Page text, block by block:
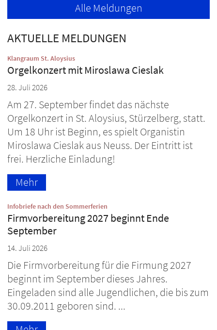
Alle Meldungen
AKTUELLE MELDUNGEN
Klangraum St. Aloysius:
Orgelkonzert mit Miroslawa Cieslak
28. Juli 2026
Am 27. September findet das nächste
Orgelkonzert in St. Aloysius, Stürzelberg, statt.
Um 18 Uhr ist Beginn, es spielt Organistin
Miroslawa Cieslak aus Neuss. Der Eintritt ist
frei. Herzliche Einladung!
Mehr
Infobriefe nach den Sommerferien
Firmvorbereitung 2027 beginnt Ende
September
14. Juli 2026
Die Firmvorbereitung für die Firmung 2027
beginnt im September dieses Jahres.
Eingeladen sind alle Jugendlichen, die bis zum
30.09.2011 geboren sind. ...